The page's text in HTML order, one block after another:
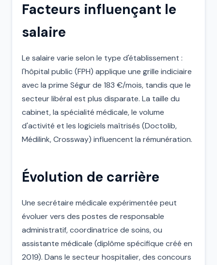
Facteurs influençant le
salaire
Le salaire varie selon le type d'établissement :
l'hôpital public (FPH) applique une grille indiciaire
avec la prime Ségur de 183 €/mois, tandis que le
secteur libéral est plus disparate. La taille du
cabinet, la spécialité médicale, le volume
d'activité et les logiciels maîtrisés (Doctolib,
Médilink, Crossway) influencent la rémunération.
Évolution de carrière
Une secrétaire médicale expérimentée peut
évoluer vers des postes de responsable
administratif, coordinatrice de soins, ou
assistante médicale (diplôme spécifique créé en
2019). Dans le secteur hospitalier, des concours